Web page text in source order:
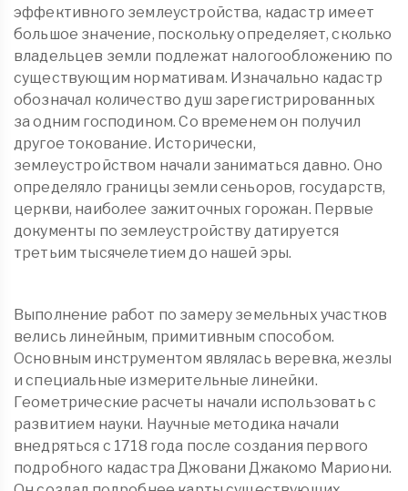
эффективного землеустройства, кадастр имеет
большое значение, поскольку определяет, сколько
владельцев земли подлежат налогообложению по
существующим нормативам. Изначально кадастр
обозначал количество душ зарегистрированных
за одним господином. Со временем он получил
другое токование. Исторически,
землеустройством начали заниматься давно. Оно
определяло границы земли сеньоров, государств,
церкви, наиболее зажиточных горожан. Первые
документы по землеустройству датируется
третьим тысячелетием до нашей эры.
Выполнение работ по замеру земельных участков
велись линейным, примитивным способом.
Основным инструментом являлась веревка, жезлы
и специальные измерительные линейки.
Геометрические расчеты начали использовать с
развитием науки. Научные методика начали
внедряться с 1718 года после создания первого
подробного кадастра Джовани Джакомо Мариони.